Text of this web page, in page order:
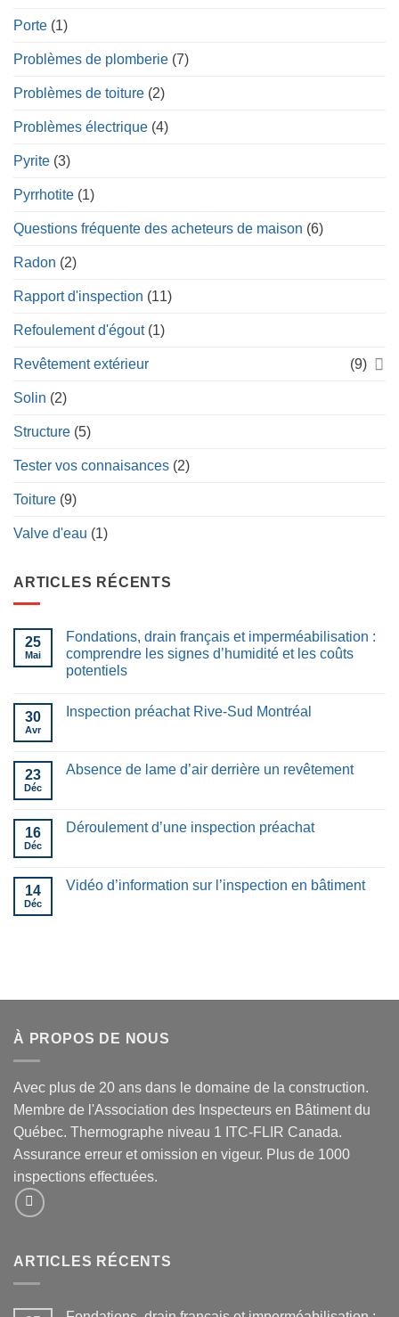
Porte (1)
Problèmes de plomberie (7)
Problèmes de toiture (2)
Problèmes électrique (4)
Pyrite (3)
Pyrrhotite (1)
Questions fréquente des acheteurs de maison (6)
Radon (2)
Rapport d'inspection (11)
Refoulement d'égout(1)
Revêtement extérieur (9)
Solin (2)
Structure (5)
Tester vos connaisances (2)
Toiture (9)
Valve d'eau (1)
ARTICLES RÉCENTS
25
Mai
Fondations, drain français et imperméabilisation :
comprendre les signes d’humidité et les coûts
potentiels
30
Avr
Inspection préachat Rive-Sud Montréal
23
Déc
Absence de lame d’air derrière un revêtement
16
Déc
Déroulement d’une inspection préachat
14
Déc
Vidéo d’information sur l’inspection en bâtiment
À PROPOS DE NOUS
Avec plus de 20 ans dans le domaine de la construction.
Membre de l'Association des Inspecteurs en Bâtiment du
Québec. Thermographe niveau 1 ITC-FLIR Canada.
Assurance erreur et omission en vigeur. Plus de 1000
inspections effectuées.
ARTICLES RÉCENTS